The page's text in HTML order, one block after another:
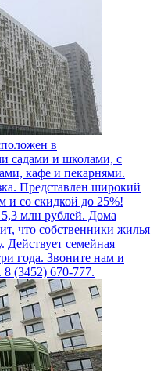
в
садами и школами, с
кафе и пекарнями.
Представлен широкий
и со скидкой до 25%!
млн рублей. Дома
что собственники жилья
Действует семейная
года. Звоните нам и
8 (3452) 670-777.